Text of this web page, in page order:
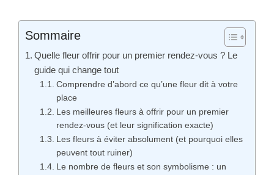
Sommaire
Quelle fleur offrir pour un premier rendez-vous ? Le
guide qui change tout
Comprendre d’abord ce qu’une fleur dit à votre
place
Les meilleures fleurs à offrir pour un premier
rendez-vous (et leur signification exacte)
Les fleurs à éviter absolument (et pourquoi elles
peuvent tout ruiner)
Le nombre de fleurs et son symbolisme : un